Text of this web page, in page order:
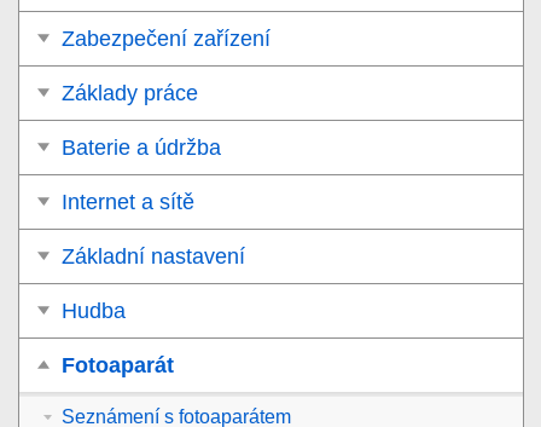
Zabezpečení zařízení
Základy práce
Baterie a údržba
Internet a sítě
Základní nastavení
Hudba
Fotoaparát
Seznámení s fotoaparátem